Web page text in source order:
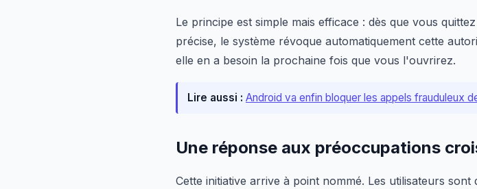
Le principe est simple mais efficace : dès que vous
précise, le système révoque automatiquement cette
elle en a besoin la prochaine fois que vous l'ouvrirez.
Lire aussi : Android va enfin bloquer les appels frauduleux
Une réponse aux préoccupations
Cette initiative arrive à point nommé. Les utilisateurs